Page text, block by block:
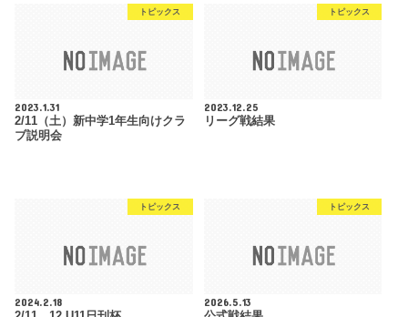
トピックス
2023.1.31
2/11（土）新中学1年生向けクラ
ブ説明会
トピックス
2023.12.25
リーグ戦結果
トピックス
2024.2.18
トピックス
2026.5.13